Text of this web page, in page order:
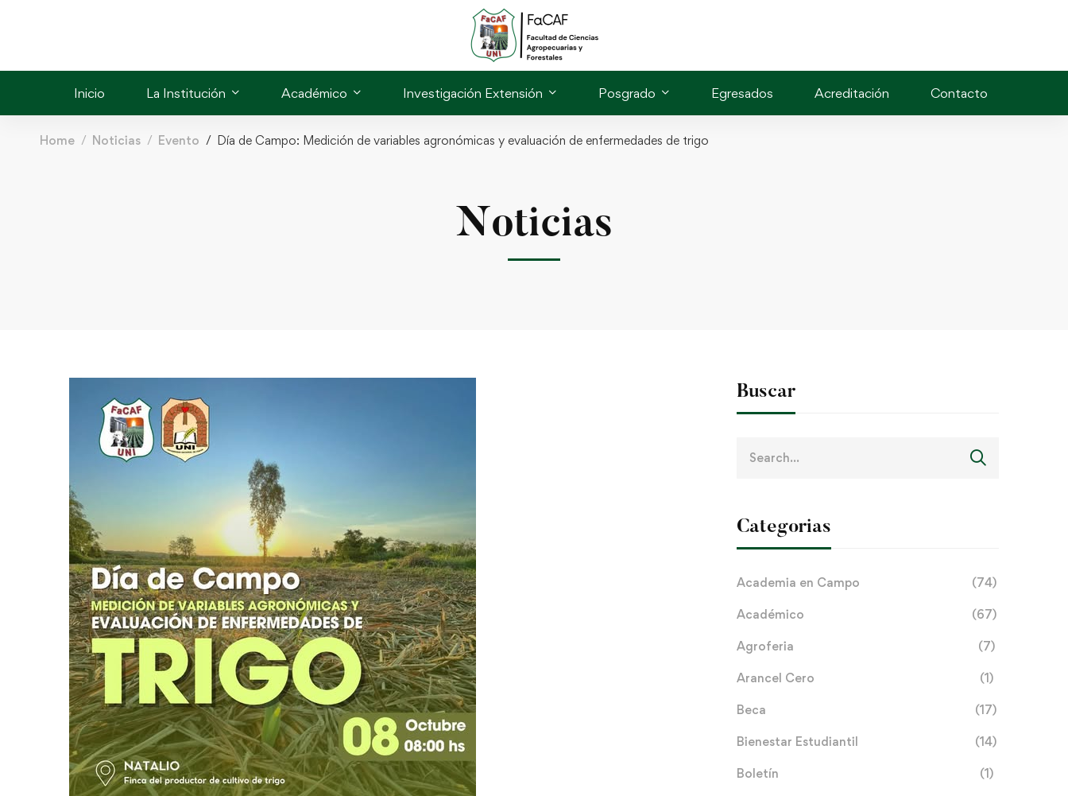
Inicio La Institución Académico Investigación Extensión Posgrado Egresados Acreditación Contacto
Home Noticias Evento Día de Campo: Medición de variables agronómicas y evaluación de enfermedades de trigo
Noticias
Día
Campo:
Medición
de
variables
agronómicas
y
evaluación
de
enfermedades
de
Buscar
Categorias
Academia en Campo (74)
Académico (67)
Agroferia (7)
Arancel Cero (1)
Beca (17)
Bienestar Estudiantil (14)
Boletín (1)